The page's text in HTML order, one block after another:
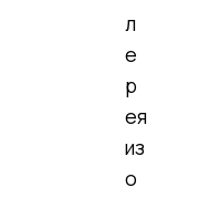
Заготовительно-
Участок
Участок